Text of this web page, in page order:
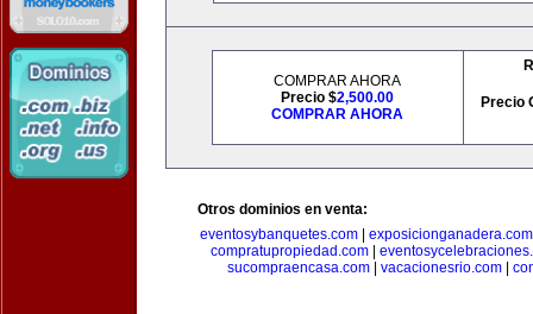
COMPRAR AHORA
Precio $2,500.00
COMPRAR AHORA
Precio
Otros dominios en venta:
eventosybanquetes.com| exposicionganadera.com
compratupropiedad.com
sucompraencasa.com| vacacionesrio.com|